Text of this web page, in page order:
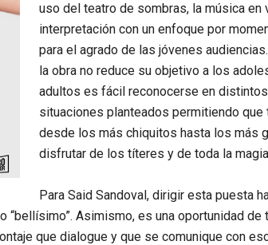
uso del teatro de sombras, la música en
interpretación con un enfoque por
para el agrado de las jóvenes
la obra no reduce su objetivo a los
adultos es fácil reconocerse en
situaciones planteados permitiendo que
desde los más chiquitos hasta los más
disfrutar de los títeres y de toda la
Para Said Sandoval, dirigir esta puesta
Asimismo, es una oportunidad de
que dialogue y que se comunique con